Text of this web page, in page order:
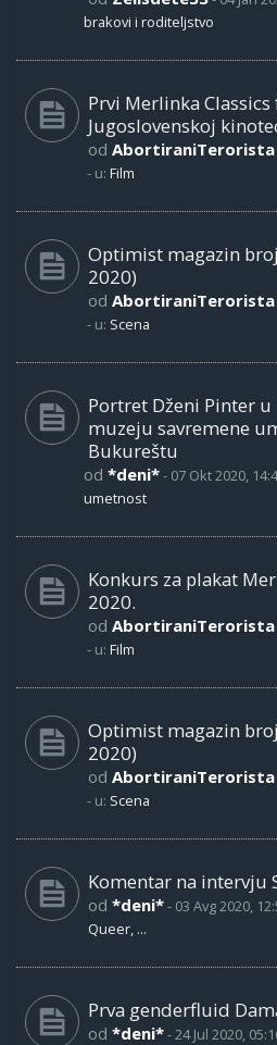
brakovi i roditeljstvo
Prvi Merlinka
Jugoslovenskoj
od AbortiraniTerorista
- u: Film
Optimist magazin
2020)
od AbortiraniTerorista
- u: Scena
Portret Dženi Pinter
muzeju savremene
Bukureštu
od *deni*- 07 Okt 2020,
umetnost
Konkurs za plakat
2020.
od AbortiraniTerorista
- u: Film
Optimist magazin
2020)
od AbortiraniTerorista
- u: Scena
Komentar na intervju
od *deni*- 03 Avg 2020,
Queer, ...
Prva genderfluid
od *deni*-24 Jul 2020,